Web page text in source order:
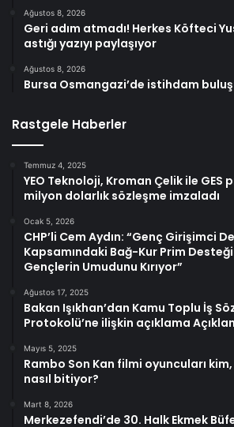
Ağustos 8, 2026
Geri adım atmadı! Herkes Köfteci
astığı yazıyı paylaşıyor
Ağustos 8, 2026
Bursa Osmangazi’de istihdam
Rastgele Haberler
Temmuz 4, 2025
YEO Teknoloji, Kroman Çelik ile GES
milyon dolarlık sözleşme imzaladı
Ocak 5, 2026
CHP’li Cem Aydın: “Genç Girişimci
Kapsamındaki Bağ-Kur Prim
Gençlerin Umudunu Kırıyor”
Ağustos 17, 2025
Bakan Işıkhan’dan Kamu Toplu İş
Protokolü’ne ilişkin açıklama
Mayıs 5, 2025
Rambo Son Kan filmi oyuncuları
nasıl bitiyor?
Mart 8, 2026
Merkezefendi’de 30. Halk Ekmek